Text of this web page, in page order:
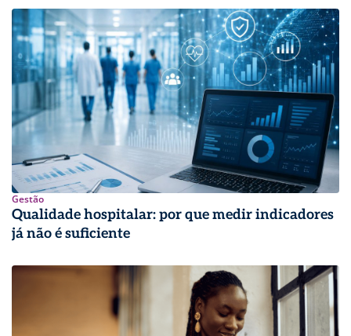
Gestão
Qualidade hospitalar: por que medir indicadores
já não é suficiente